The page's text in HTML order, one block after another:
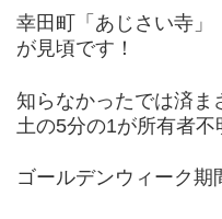
幸田町「あじさい寺」
が見頃です！
知らなかったでは済ま
土の5分の1が所有者不
ゴールデンウィーク期